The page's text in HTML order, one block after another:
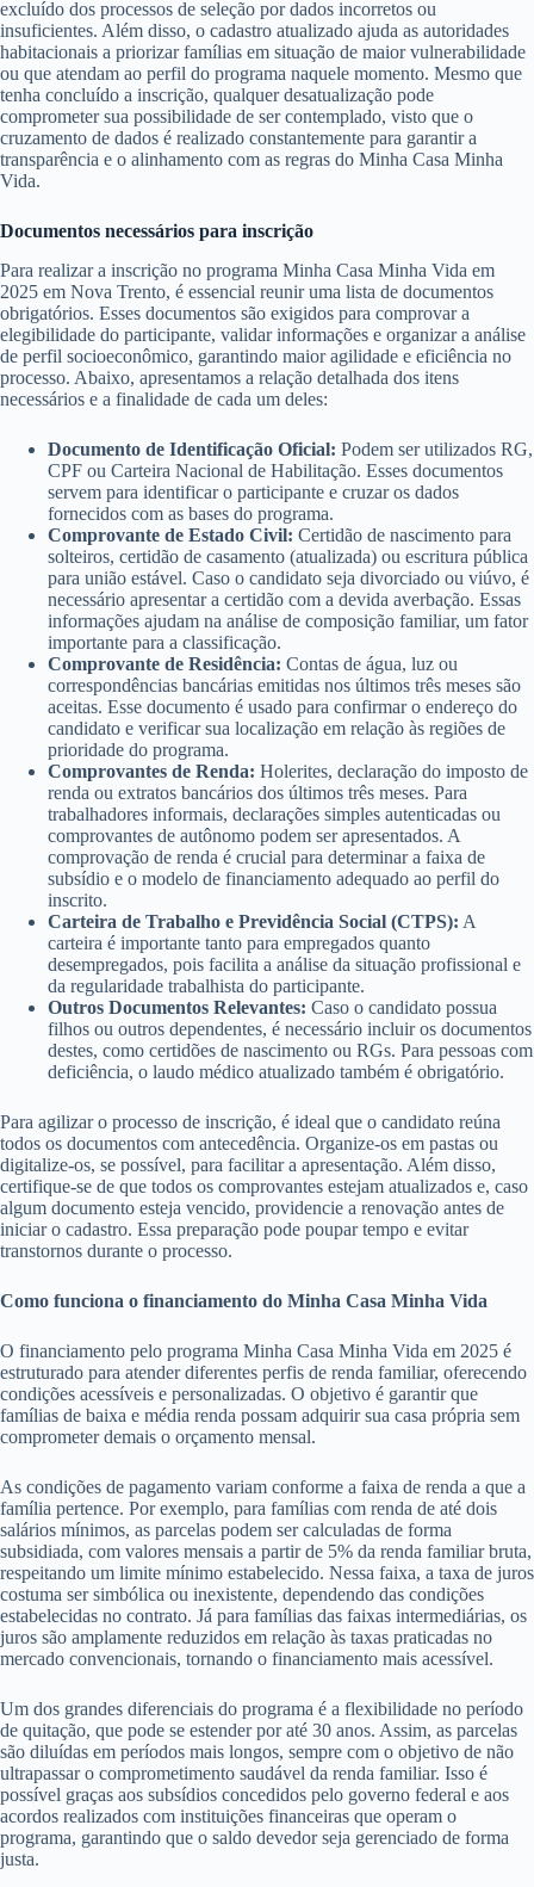
excluído dos processos de seleção por dados incorretos ou
insuficientes. Além disso, o cadastro atualizado ajuda as autoridades
habitacionais a priorizar famílias em situação de maior vulnerabilidade
ou que atendam ao perfil do programa naquele momento. Mesmo que
tenha concluído a inscrição, qualquer desatualização pode
comprometer sua possibilidade de ser contemplado, visto que o
cruzamento de dados é realizado constantemente para garantir a
transparência e o alinhamento com as regras do Minha Casa Minha
Vida.
Documentos necessários para inscrição
Para realizar a inscrição no programa Minha Casa Minha Vida em
2025 em Nova Trento, é essencial reunir uma lista de documentos
obrigatórios. Esses documentos são exigidos para comprovar a
elegibilidade do participante, validar informações e organizar a análise
de perfil socioeconômico, garantindo maior agilidade e eficiência no
processo. Abaixo, apresentamos a relação detalhada dos itens
necessários e a finalidade de cada um deles:
Documento de Identificação Oficial: Podem ser utilizados RG,
CPF ou Carteira Nacional de Habilitação. Esses documentos
servem para identificar o participante e cruzar os dados
fornecidos com as bases do programa.
Comprovante de Estado Civil: Certidão de nascimento para
solteiros, certidão de casamento (atualizada) ou escritura pública
para união estável. Caso o candidato seja divorciado ou viúvo, é
necessário apresentar a certidão com a devida averbação. Essas
informações ajudam na análise de composição familiar, um fator
importante para a classificação.
Comprovante de Residência: Contas de água, luz ou
correspondências bancárias emitidas nos últimos três meses são
aceitas. Esse documento é usado para confirmar o endereço do
candidato e verificar sua localização em relação às regiões de
prioridade do programa.
Comprovantes de Renda: Holerites, declaração do imposto de
renda ou extratos bancários dos últimos três meses. Para
trabalhadores informais, declarações simples autenticadas ou
comprovantes de autônomo podem ser apresentados. A
comprovação de renda é crucial para determinar a faixa de
subsídio e o modelo de financiamento adequado ao perfil do
inscrito.
Carteira de Trabalho e Previdência Social (CTPS): A
carteira é importante tanto para empregados quanto
desempregados, pois facilita a análise da situação profissional e
da regularidade trabalhista do participante.
Outros Documentos Relevantes: Caso o candidato possua
filhos ou outros dependentes, é necessário incluir os documentos
destes, como certidões de nascimento ou RGs. Para pessoas com
deficiência, o laudo médico atualizado também é obrigatório.
Para agilizar o processo de inscrição, é ideal que o candidato reúna
todos os documentos com antecedência. Organize-os em pastas ou
digitalize-os, se possível, para facilitar a apresentação. Além disso,
certifique-se de que todos os comprovantes estejam atualizados e, caso
algum documento esteja vencido, providencie a renovação antes de
iniciar o cadastro. Essa preparação pode poupar tempo e evitar
transtornos durante o processo.
Como funciona o financiamento do Minha Casa Minha Vida
O financiamento pelo programa Minha Casa Minha Vida em 2025 é
estruturado para atender diferentes perfis de renda familiar, oferecendo
condições acessíveis e personalizadas. O objetivo é garantir que
famílias de baixa e média renda possam adquirir sua casa própria sem
comprometer demais o orçamento mensal.
As condições de pagamento variam conforme a faixa de renda a que a
família pertence. Por exemplo, para famílias com renda de até dois
salários mínimos, as parcelas podem ser calculadas de forma
subsidiada, com valores mensais a partir de 5% da renda familiar bruta,
respeitando um limite mínimo estabelecido. Nessa faixa, a taxa de juros
costuma ser simbólica ou inexistente, dependendo das condições
estabelecidas no contrato. Já para famílias das faixas intermediárias, os
juros são amplamente reduzidos em relação às taxas praticadas no
mercado convencionais, tornando o financiamento mais acessível.
Um dos grandes diferenciais do programa é a flexibilidade no período
de quitação, que pode se estender por até 30 anos. Assim, as parcelas
são diluídas em períodos mais longos, sempre com o objetivo de não
ultrapassar o comprometimento saudável da renda familiar. Isso é
possível graças aos subsídios concedidos pelo governo federal e aos
acordos realizados com instituições financeiras que operam o
programa, garantindo que o saldo devedor seja gerenciado de forma
justa.